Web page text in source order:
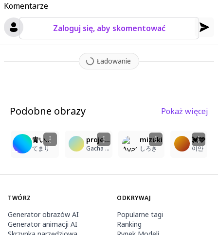
Komentarze
Zaloguj się, aby skomentować
Ładowanie
Podobne obrazy Pokaż więcej
青い蝶と花、幻想的な植物園の少女
てまり
project sekai, soft, pastel, colorful, detailed, details, masterpiece, high quality, best quality, ultra details, amazing, stunning, illustration, original character
Gacha Heat
mizuki
しろき
💓🩵
이안
TWÓRZ
Generator obrazów AI
Generator animacji AI
ODKRYWAJ
Popularne tagi
Ranking